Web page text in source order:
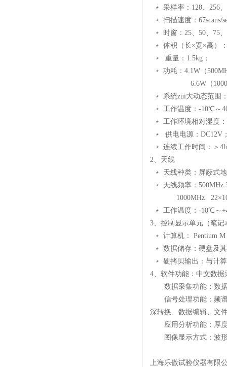
﹡ 采样率：128、256
﹡ 扫描速度：67scans/
﹡ 时窗：25、50、75
﹡ 体积（长×宽×高）
﹡ 重量：1.5kg；
﹡ 功耗：4.1W（
6.6W（
﹡ 系统zui大动态范围
﹡ 工作温度：-10℃～
﹡ 工作环境相对湿度
﹡ 供电电源：DC12V
﹡ 连续工作时间：＞
2、天线
﹡ 天线种类：屏蔽式
﹡ 天线频率：500MHz
1000MHz
﹡ 工作温度：-10℃～
3、控制显示单元（笔记
﹡ 计算机： Pentium
﹡ 数据储存：硬盘及
﹡ 硬拷贝输出：与计
4、软件功能：中文数
数据采集功能：数据
信号处理功能：频谱
深转换、数据编辑、文
应用分析功能：厚度
图像显示方式：波形
上海乐傲试验仪器有限